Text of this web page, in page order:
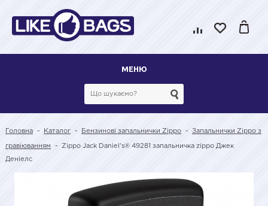
МЕНЮ
Головна - Каталог - Бензинові запальнички Zippo - Запальнички Zippo з
гравіюванням - Zippo Jack Daniel's® 49281 запальничка zippo Джек
Деніелс